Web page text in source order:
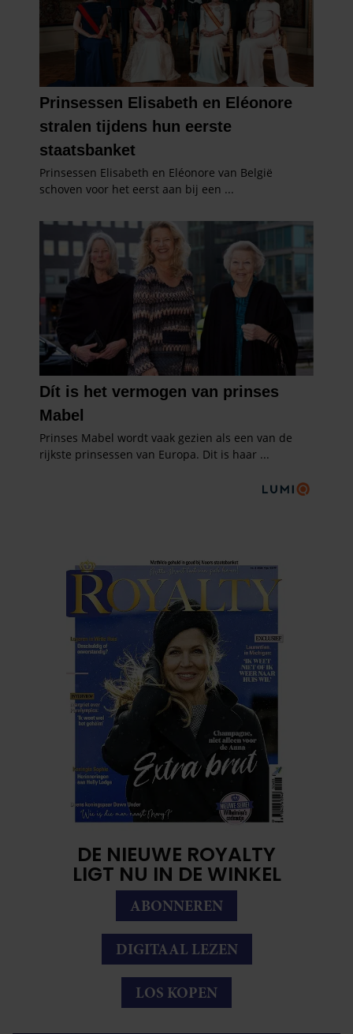
DE NIEUWE ROYALTY
LIGT NU IN DE WINKEL
ABONNEREN
DIGITAAL LEZEN
LOS KOPEN